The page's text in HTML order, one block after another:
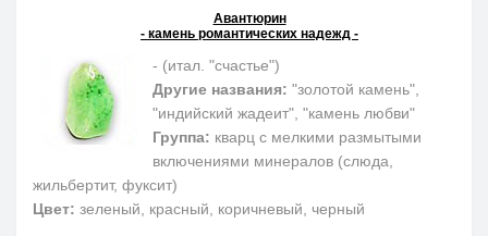
Авантюрин
- камень романтических надежд -
- (итал. "счастье")
Другие названия: "золотой камень",
"индийский жадеит", "камень любви"
Группа: кварц с мелкими размытыми
включениями минералов (слюда,
жильбертит, фуксит)
Цвет: зеленый, красный, коричневый, черный